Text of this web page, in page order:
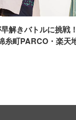
解きバトルに挑戦
糸町PARCO・楽天